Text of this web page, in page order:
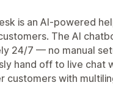
is an AI-powered
The AI
24/7 — no manual
hand off to live chat
customers with